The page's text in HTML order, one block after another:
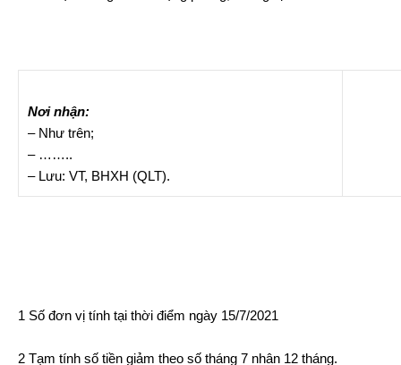
Nơi nhận:
– Như trên;
– ……..
– Lưu: VT, BHXH (QLT).
1 Số đơn vị tính tại thời điểm ngày 15/7/2021
2 Tạm tính số tiền giảm theo số tháng 7 nhân 12 tháng.